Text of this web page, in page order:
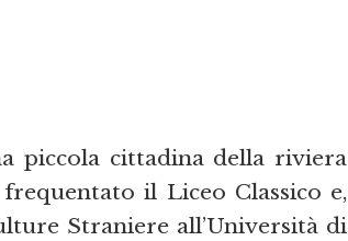
piccola cittadina della riviera
il Liceo Classico e,
Straniere all’Università di